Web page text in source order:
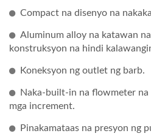
Compact na disenyo na
Aluminum alloy na katawan
konstruksyon na hindi
Koneksyon ng outlet ng barb.
Naka-built-in na flowmeter na
mga increment.
Pinakamataas na presyon ng